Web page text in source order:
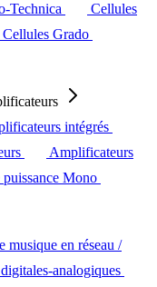
Technica
Cellules
Cellules Grado
intégrés
Amplificateurs
Mono
musique en réseau /
analogiques